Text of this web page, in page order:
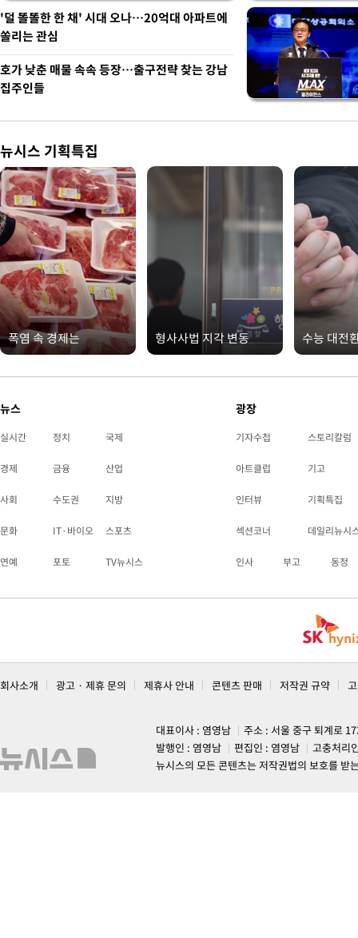
'덜 똘똘한 한 채' 시대 오나…20억대 아파트에
쏠리는 관심
호가 낮춘 매물 속속 등장…출구전략 찾는 강남
집주인들
뉴시스 기획특집
폭염 속 경제는 형사사법 지각 변동 수능 대전
뉴스
실시간 정치 국제
경제 금융 산업
사회 수도권 지방
문화 IT·바이오 스포츠
연예 포토 TV뉴시스
광장
기자수첩 스토리칼럼
아트클럽 기고
인터뷰 기획특집
섹션코너 데일리뉴시
인사 부고 동정
회사소개 광고 · 제휴 문의 제휴사 안내 콘텐츠 판매 저작권 규약
대표이사 : 염영남
주소 : 서울 중구 퇴계로
발행인 : 염영남
편집인 : 염영남
고충처리
뉴시스의 모든 콘텐츠는 저작권법의 보호를